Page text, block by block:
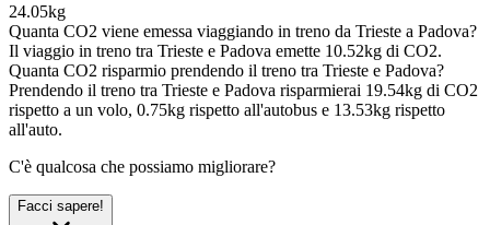
24.05kg
Quanta CO2 viene emessa viaggiando in treno da Trieste a Padova?
Il viaggio in treno tra Trieste e Padova emette 10.52kg di CO2.
Quanta CO2 risparmio prendendo il treno tra Trieste e Padova?
Prendendo il treno tra Trieste e Padova risparmierai 19.54kg di CO2
rispetto a un volo, 0.75kg rispetto all'autobus e 13.53kg rispetto
all'auto.
C'è qualcosa che possiamo migliorare?
Facci sapere!